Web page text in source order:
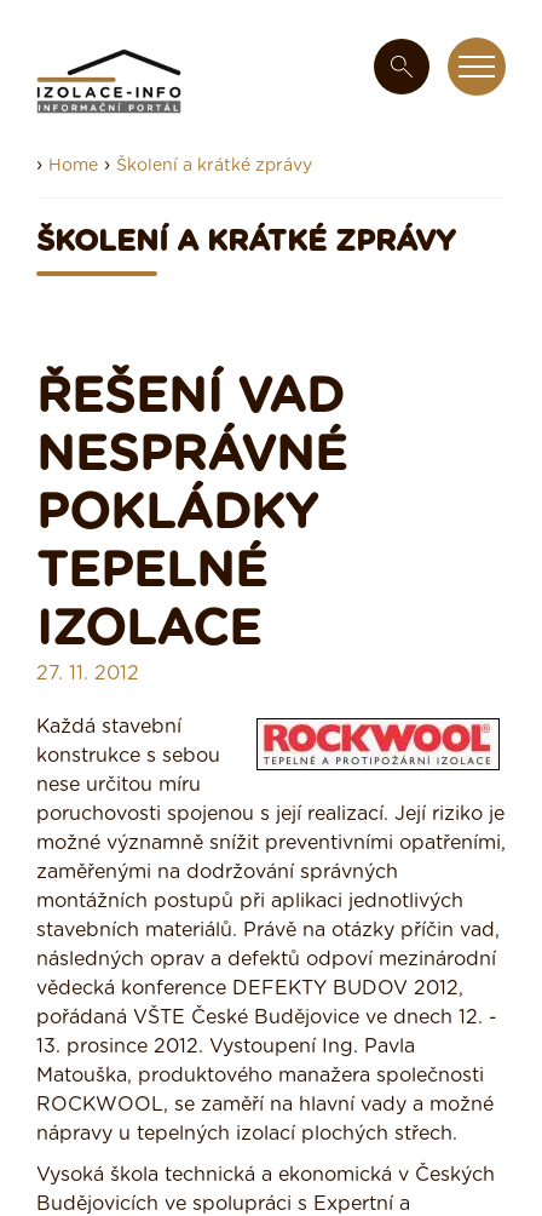
› Home › Školení a krátké zprávy
ŠKOLENÍ A KRÁTKÉ ZPRÁVY
ŘEŠENÍ VAD
NESPRÁVNÉ
POKLÁDKY
TEPELNÉ
IZOLACE
27. 11. 2012
Každá stavební
konstrukce s sebou
nese určitou míru
poruchovosti spojenou s její realizací. Její riziko je
možné významně snížit preventivními opatřeními,
zaměřenými na dodržování správných
montážních postupů při aplikaci jednotlivých
stavebních materiálů. Právě na otázky příčin vad,
následných oprav a defektů odpoví mezinárodní
vědecká konference DEFEKTY BUDOV 2012,
pořádaná VŠTE České Budějovice ve dnech 12. -
13. prosince 2012. Vystoupení Ing. Pavla
Matouška, produktového manažera společnosti
ROCKWOOL, se zaměří na hlavní vady a možné
nápravy u tepelných izolací plochých střech.
Vysoká škola technická a ekonomická v Českých
Budějovicích ve spolupráci s Expertní a